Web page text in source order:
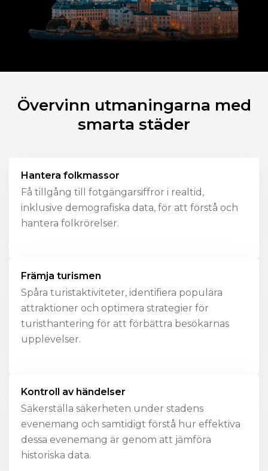
Övervinn utmaningarna med
smarta städer
Hantera folkmassor
Få tillgång till fotgängarsiffror i realtid,
inklusive demografiska data, för att förstå och
hantera folkrörelser.
Främja turismen
Spåra turistaktiviteter, identifiera populära
attraktioner och optimera strategier för
turisthantering för att förbättra besökarnas
upplevelser.
Kontroll av händelser
Säkerställa säkerheten under stadens
evenemang och samtidigt förstå hur effektiva
dessa evenemang är genom att jämföra
historiska data.